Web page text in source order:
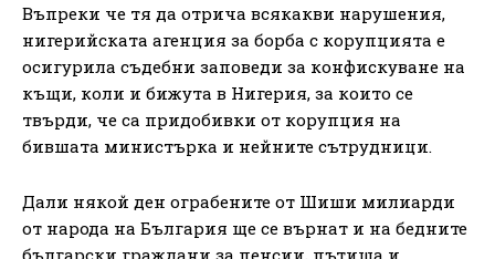
Въпреки че тя да отрича всякакви нарушения,
нигерийската агенция за борба с корупцията е
осигурила съдебни заповеди за конфискуване на
къщи, коли и бижута в Нигерия, за които се
твърди, че са придобивки от корупция на
бившата министърка и нейните сътрудници.
Дали някой ден ограбените от Шиши милиарди
от народа на България ще се върнат и на бедните
български граждани за пенсии, пътища и